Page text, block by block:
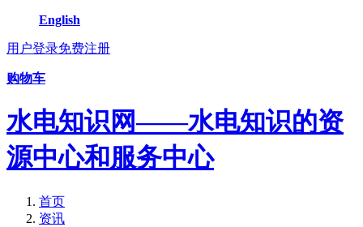
English
用户登录免费注册
购物车
水电知识网——水电知识的资
源中心和服务中心
首页
资讯